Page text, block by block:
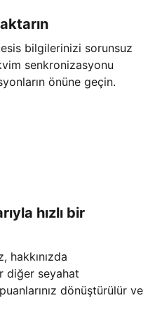
bilgilerinizi sorunsuz
senkronizasyonu
önüne geçin.
hızlı bir
hakkınızda
diğer seyahat
dönüştürülür ve